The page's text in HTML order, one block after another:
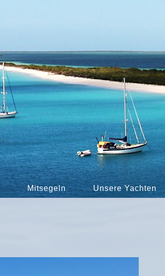
Mitsegeln Unsere Yachten